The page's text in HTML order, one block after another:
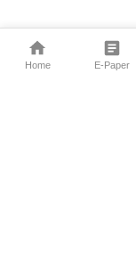
Home E-Paper